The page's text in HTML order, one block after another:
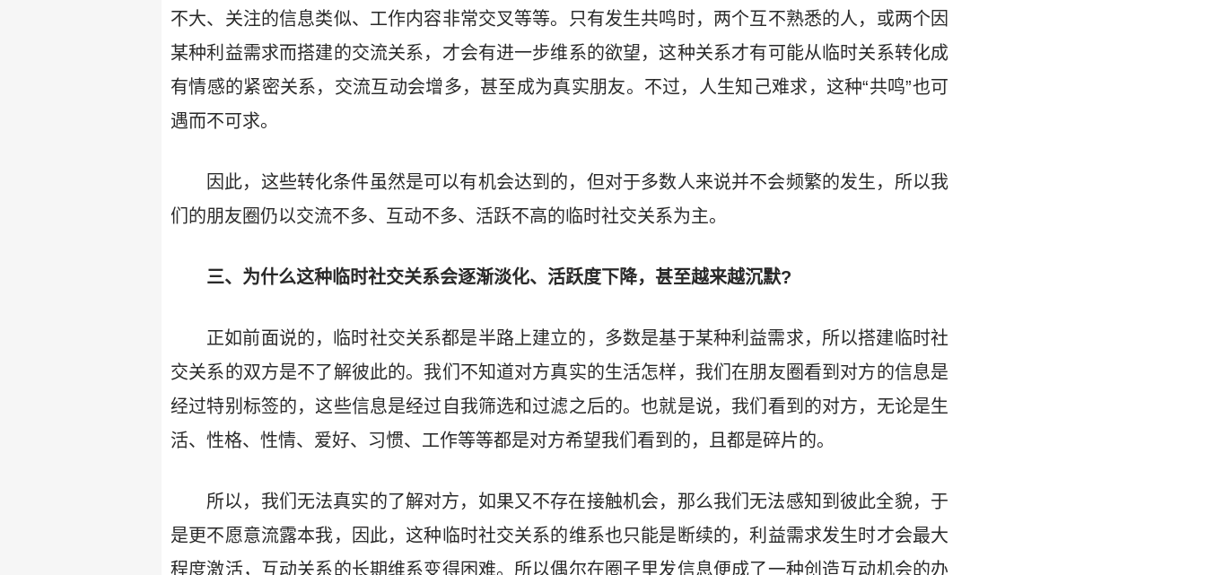
不大、关注的信息类似、工作内容非常交叉等等。只有发生共鸣时，两个互不熟悉的人，或两个因
某种利益需求而搭建的交流关系，才会有进一步维系的欲望，这种关系才有可能从临时关系转化成
有情感的紧密关系，交流互动会增多，甚至成为真实朋友。不过，人生知己难求，这种“共鸣”也可
遇而不可求。
因此，这些转化条件虽然是可以有机会达到的，但对于多数人来说并不会频繁的发生，所以我
们的朋友圈仍以交流不多、互动不多、活跃不高的临时社交关系为主。
三、为什么这种临时社交关系会逐渐淡化、活跃度下降，甚至越来越沉默?
正如前面说的，临时社交关系都是半路上建立的，多数是基于某种利益需求，所以搭建临时社
交关系的双方是不了解彼此的。我们不知道对方真实的生活怎样，我们在朋友圈看到对方的信息是
经过特别标签的，这些信息是经过自我筛选和过滤之后的。也就是说，我们看到的对方，无论是生
活、性格、性情、爱好、习惯、工作等等都是对方希望我们看到的，且都是碎片的。
所以，我们无法真实的了解对方，如果又不存在接触机会，那么我们无法感知到彼此全貌，于
是更不愿意流露本我，因此，这种临时社交关系的维系也只能是断续的，利益需求发生时才会最大
程度激活，互动关系的长期维系变得困难。所以偶尔在圈子里发信息便成了一种创造互动机会的办